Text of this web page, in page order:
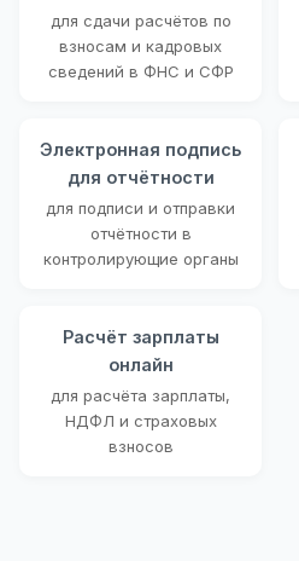
для сдачи расчётов по
взносам и кадровых
сведений в ФНС и СФР
Электронная подпись
для отчётности
для подписи и отправки
отчётности в
контролирующие органы
Расчёт зарплаты
онлайн
для расчёта зарплаты,
НДФЛ и страховых
взносов